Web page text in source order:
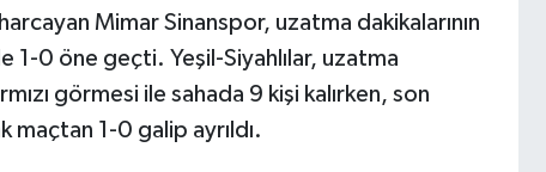
Mimar Sinanspor, uzatma dakikalarının
1-0 öne geçti. Yeşil-Siyahlılar, uzatma
görmesi ile sahada 9 kişi kalırken, son
maçtan 1-0 galip ayrıldı.